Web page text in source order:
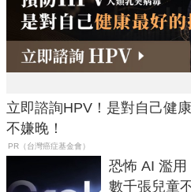
立即諮詢HPV！是對自己健
不嫌晚！
PR（台灣癌症基金會）
恐怖 AI 濫
數千張兒童